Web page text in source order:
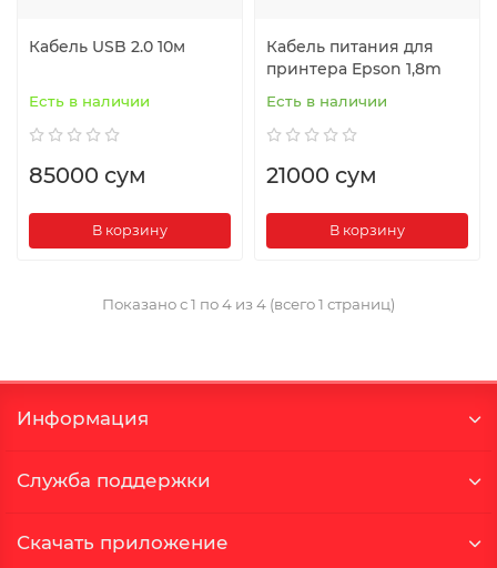
Кабель USB 2.0 10м
Есть в наличии
85000 сум
В корзину
Кабель питания для
принтера Epson 1,8m
Есть в наличии
21000 сум
В корзину
Показано с 1 по 4 из 4 (всего 1 страниц)
Информация
Служба поддержки
Скачать приложение